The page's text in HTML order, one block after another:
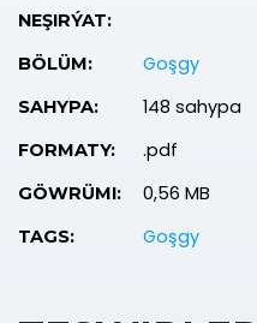
NEŞIRÝAT:
BÖLÜM:
Goşgy
SAHYPA: 148 sahypa
FORMATY: .pdf
GÖWRÜMI: 0,56 MB
TAGS: Goşgy